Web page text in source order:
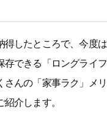
得したところで、今度
存できる「ロングライ
さんの「家事ラク」メ
介します。